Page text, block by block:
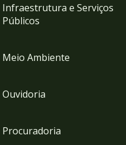
Infraestrutura e Serviços
Públicos
Meio Ambiente
Ouvidoria
Procuradoria